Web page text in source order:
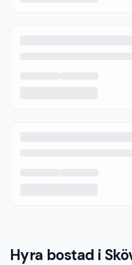
Hyra bostad i